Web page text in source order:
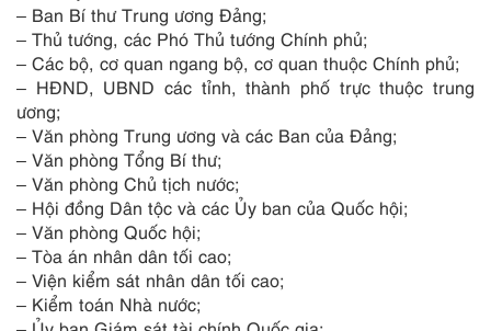
– Ban Bí thư Trung ương Đảng;
– Thủ tướng, các Phó Thủ tướng Chính phủ;
– Các bộ, cơ quan ngang bộ, cơ quan thuộc Chính phủ;
– HĐND, UBND các tỉnh, thành phố trực thuộc trung
ương;
– Văn phòng Trung ương và các Ban của Đảng;
– Văn phòng Tổng Bí thư;
– Văn phòng Chủ tịch nước;
– Hội đồng Dân tộc và các Ủy ban của Quốc hội;
– Văn phòng Quốc hội;
– Tòa án nhân dân tối cao;
– Viện kiểm sát nhân dân tối cao;
– Kiểm toán Nhà nước;